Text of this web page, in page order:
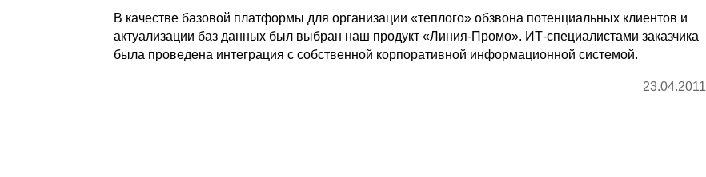
В качестве базовой платформы для организации «теплого» обзвона потенциальных клиентов и
актуализации баз данных был выбран наш продукт «Линия-Промо». ИТ-специалистами заказчика
была проведена интеграция с собственной корпоративной информационной системой.
23.04.2011